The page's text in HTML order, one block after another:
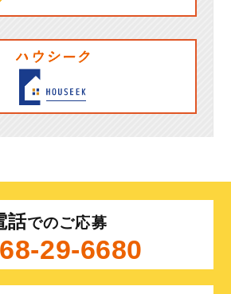
話でのご応募
29-6680